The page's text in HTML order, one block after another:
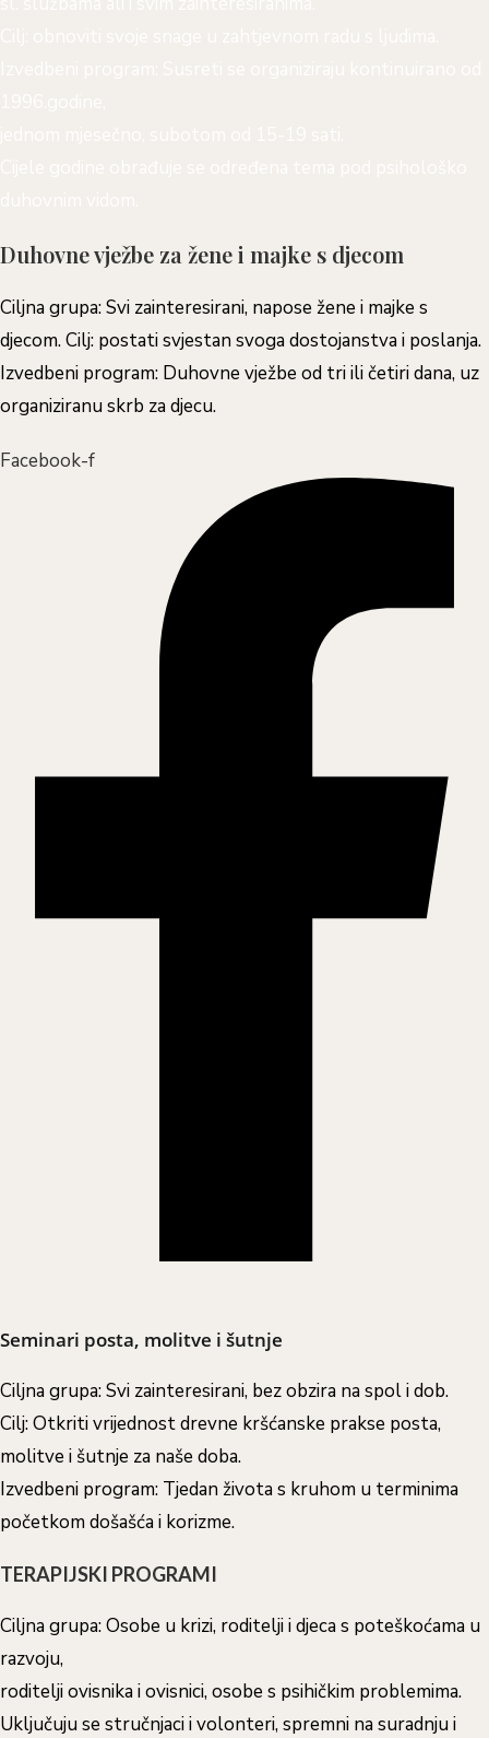
Duhovne vježbe za žene i majke s djecom
Ciljna grupa: Svi zainteresirani, napose žene i majke s
djecom. Cilj: postati svjestan svoga dostojanstva i poslanja.
Izvedbeni program: Duhovne vježbe od tri ili četiri dana, uz
organiziranu skrb za djecu.
Facebook-f
Seminari posta, molitve i šutnje
Ciljna grupa: Svi zainteresirani, bez obzira na spol i dob.
Cilj: Otkriti vrijednost drevne kršćanske prakse posta,
molitve i šutnje za naše doba.
Izvedbeni program: Tjedan života s kruhom u terminima
početkom došašća i korizme.
TERAPIJSKI PROGRAMI
Ciljna grupa: Osobe u krizi, roditelji i djeca s poteškoćama u
razvoju,
roditelji ovisnika i ovisnici, osobe s psihičkim problemima.
Uključuju se stručnjaci i volonteri, spremni na suradnju i